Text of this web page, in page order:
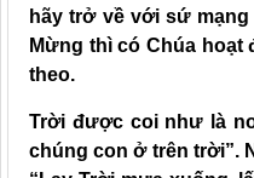
hãy trở về với sứ
Mừng thì có Chúa
theo.
Trời được coi như là
chúng con ở trên trời”.